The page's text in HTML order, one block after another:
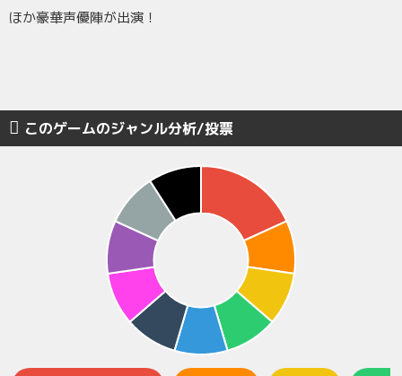
ほか豪華声優陣が出演！
このゲームのジャンル分析/投票